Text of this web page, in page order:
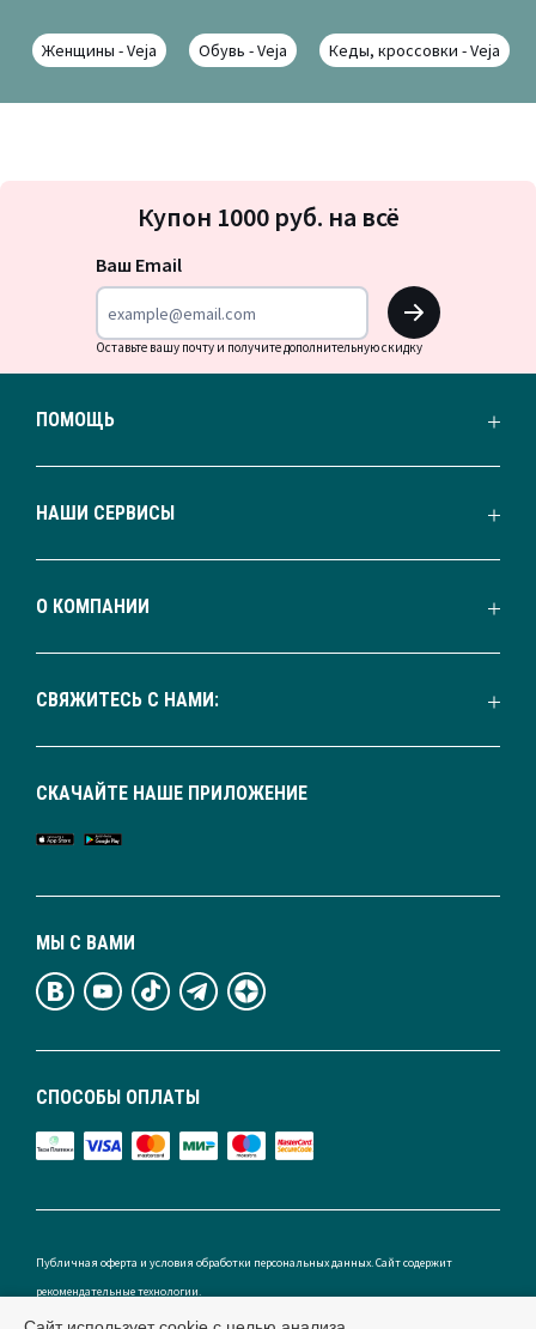
Женщины - Veja Обувь - Veja Кеды, кроссовки - Veja
на
Купон 1000 руб. на всё
Ваш Email
OK
Оставьте вашу почту и получите дополнительную скидку
ПОМОЩЬ
НАШИ СЕРВИСЫ
О КОМПАНИИ
СВЯЖИТЕСЬ С НАМИ:
СПОСОБЫ ОПЛАТЫ
МЫ С ВАМИ
СКАЧАЙТЕ НАШЕ ПРИЛОЖЕНИЕ
Публичная оферта и условия обработки персональных данных. Сайт содержит
рекомендательные технологии.